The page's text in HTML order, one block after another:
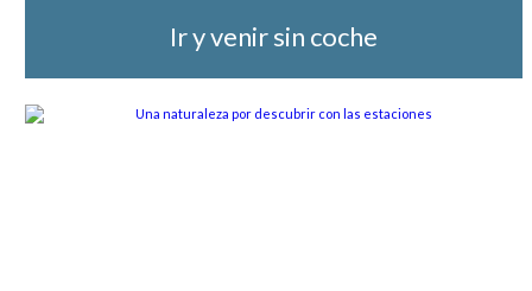
Ir y venir sin coche